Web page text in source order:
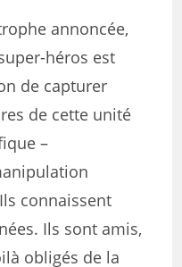
annoncée,
héros est
de capturer
de cette unité
–
connaissent
Ils sont amis,
obligés de la